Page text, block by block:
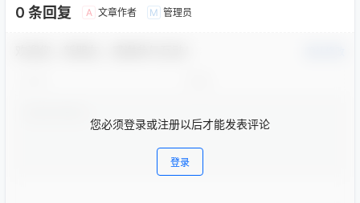
0 条回复 A 文章作者 M 管理员
您必须登录或注册以后才能发表评论
登录